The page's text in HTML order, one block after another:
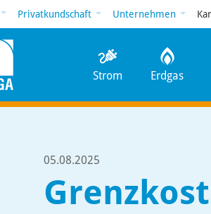
DeutschPrivatkundschaft Unternehmen
Strom Erdgas
05.08.2025